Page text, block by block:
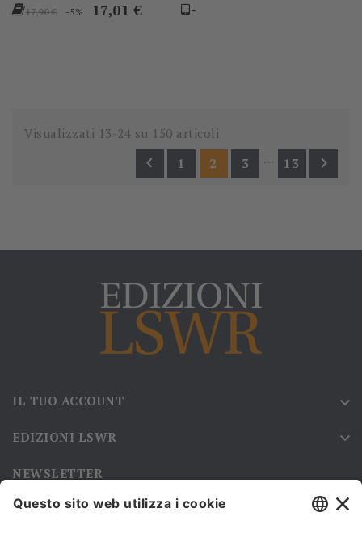
Prezzo
17,90 € -5% Prezzo
17,01 € -
Visualizzati 13-24 su 150 articoli
 1 2 3 … 13 
IL TUO ACCOUNT 
EDIZIONI LSWR 
NEWSLETTER
Iscriviti alla nostra newsletter e rimani sempre aggiornato sulle